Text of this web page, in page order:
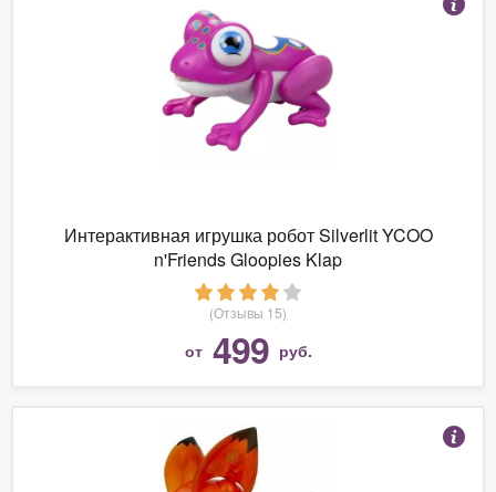
Интерактивная игрушка робот Silverlit YCOO
n'Friends Gloopies Klap
(Отзывы 15)
от 499 руб.